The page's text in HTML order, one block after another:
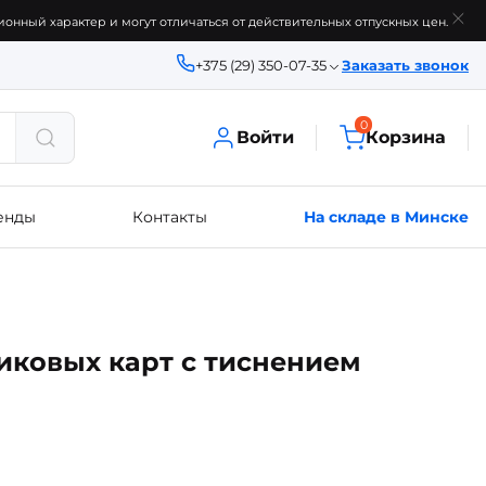
характер и могут отличаться от действительных отпускных цен.
+375 (29) 350-07-35 Заказать звонок
Войти
0
Корзина
Контакты На складе в Минске
карт с тиснением